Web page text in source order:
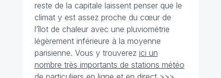
reste de la capitale laissent penser que le
climat y est assez proche du cœur de
l’îlot de chaleur avec une pluviométrie
légèrement inférieure à la moyenne
parisienne. Vous y trouverez ici un
nombre très importants de stations météo